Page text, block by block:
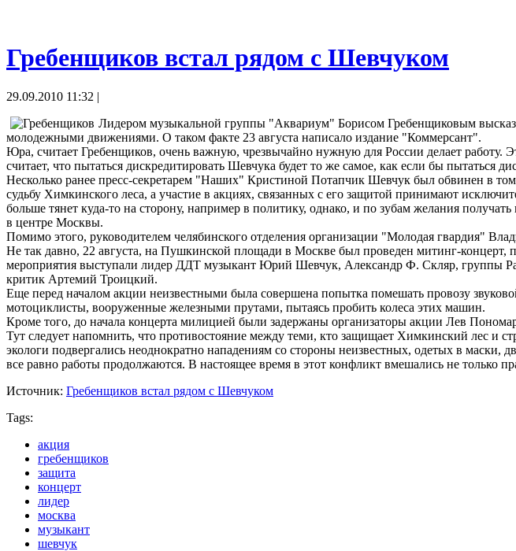
Гребенщиков встал рядом с Шевчуком
29.09.2010 11:32 |
Лидером музыкальной группы "Аквариум" Борисом Гребенщиковым
молодежными движениями. О таком факте 23 августа написало издание "Коммерсант".
Юра, считает Гребенщиков, очень важную, чрезвычайно нужную для России делает работу.
считает, что пытаться дискредитировать Шевчука будет то же самое, как если бы пытаться
Несколько ранее пресс-секретарем "Наших" Кристиной Потапчик Шевчук был обвинен в
судьбу Химкинского леса, а участие в акциях, связанных с его защитой принимают
больше тянет куда-то на сторону, например в политику, однако, и по зубам желания
в центре Москвы.
Помимо этого, руководителем челябинского отделения организации "Молодая гвардия"
Не так давно, 22 августа, на Пушкинской площади в Москве был проведен митинг-
мероприятия выступали лидер ДДТ музыкант Юрий Шевчук, Александр Ф. Скляр, группы
критик Артемий Троицкий.
Еще перед началом акции неизвестными была совершена попытка помешать провозу
мотоциклисты, вооруженные железными прутами, пытаясь пробить колеса этих машин.
Кроме того, до начала концерта милицией были задержаны организаторы акции Лев
Тут следует напомнить, что противостояние между теми, кто защищает Химкинский лес и
экологи подвергались неоднократно нападениям со стороны неизвестных, одетых в
все равно работы продолжаются. В настоящее время в этот конфликт вмешались не только
Источник: Гребенщиков встал рядом с Шевчуком
Tags:
акция
гребенщиков
защита
концерт
лидер
москва
музыкант
шевчук